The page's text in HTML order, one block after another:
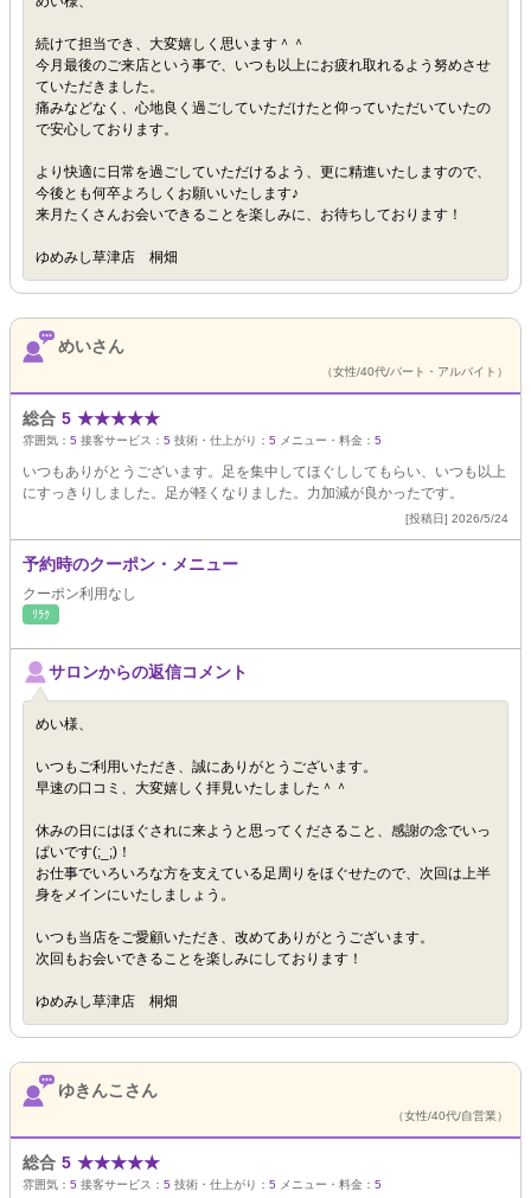
続けて担当でき、大変嬉しく思います＾＾
今月最後のご来店という事で、いつも以上にお疲れ取れるよう努めさせ
ていただきました。
痛みなどなく、心地良く過ごしていただけたと仰っていただいていたの
で安心しております。
より快適に日常を過ごしていただけるよう、更に精進いたしますので、
今後とも何卒よろしくお願いいたします♪
来月たくさんお会いできることを楽しみに、お待ちしております！
ゆめみし草津店 桐畑
めいさん
（女性/40代/パート・アルバイト）
総合 5 ★★★★★
雰囲気： 5 接客サービス： 5 技術・仕上がり： 5 メニュー・料金： 5
いつもありがとうございます。足を集中してほぐししてもらい、いつも以上
にすっきりしました。足が軽くなりました。力加減が良かったです。
[投稿日] 2026/5/24
予約時のクーポン・メニュー
クーポン利用なし
ﾘﾗｸ
サロンからの返信コメント
めい様、
いつもご利用いただき、誠にありがとうございます。
早速の口コミ、大変嬉しく拝見いたしました＾＾
休みの日にはほぐされに来ようと思ってくださること、感謝の念でいっ
ぱいです(;_;)！
お仕事でいろいろな方を支えている足周りをほぐせたので、次回は上半
身をメインにいたしましょう。
いつも当店をご愛顧いただき、改めてありがとうございます。
次回もお会いできることを楽しみにしております！
ゆめみし草津店 桐畑
ゆきんこさん
（女性/40代/自営業）
総合 5 ★★★★★
雰囲気： 5 接客サービス： 5 技術・仕上がり： 5 メニュー・料金： 5